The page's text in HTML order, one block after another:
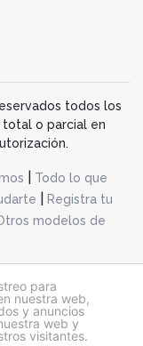
para
nuestra web,
y anuncios
web y
visitantes.
todos los
total o parcial en
Todo lo que
Registra tu
modelos de
|Política de privacidad